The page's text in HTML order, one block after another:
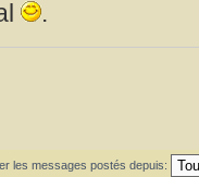
.
les messages postés depuis: